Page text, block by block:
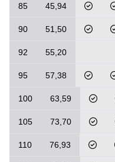
85 45,94
90 51,50
92 55,20
95 57,38
100 63,59
105 73,70
110 76,93